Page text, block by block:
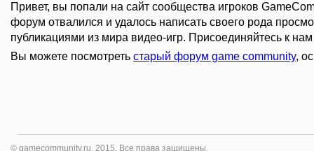
Привет, вы попали на сайт сообщества игроков
форум отвалился и удалось написать своего рода
публикациями из мира видео-игр. Присоединяйтесь к нам
Вы можете посмотреть старый форум game community,
© gamecommunity.ru, 2015. Все права защищены.